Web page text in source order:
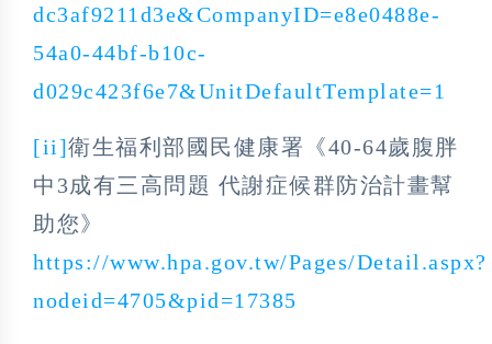
dc3af9211d3e&CompanyID=e8e0488e-
54a0-44bf-b10c-
d029c423f6e7&UnitDefaultTemplate=1
[ii]衛生福利部國民健康署《40-64歲腹胖
中3成有三高問題 代謝症候群防治計畫幫
助您》
https://www.hpa.gov.tw/Pages/Detail.aspx?
nodeid=4705&pid=17385